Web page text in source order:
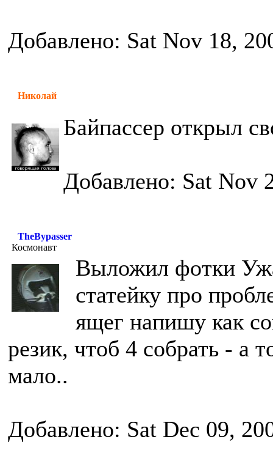
Добавлено: Sat Nov 18,
Николай
Байпассер открыл
Добавлено: Sat Nov
TheBypasser
Космонавт
Выложил фотки
статейку про
ящег напишу как
резик, чтоб 4 собрать - а
мало..
Добавлено: Sat Dec 09,